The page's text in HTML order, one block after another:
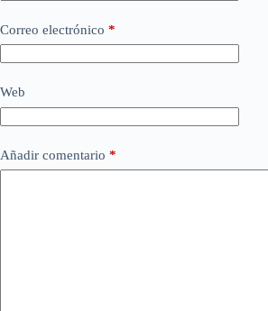
Correo electrónico *
Web
Añadir comentario *